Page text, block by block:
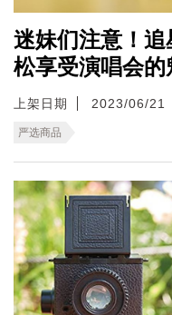
迷妹们注意！
松享受演唱会的
上架日期 2023/06/21
严选商品